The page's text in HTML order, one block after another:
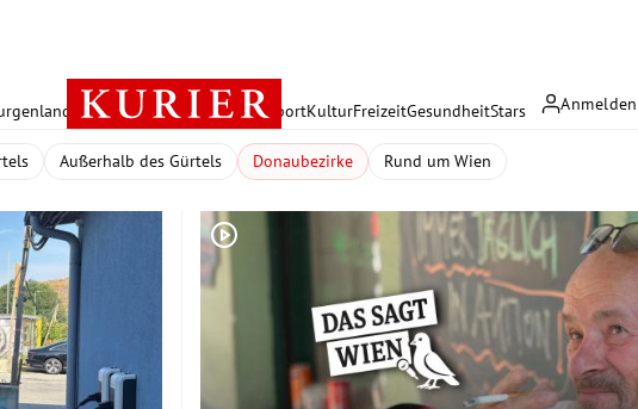
Anmelden
Österreich PolitikWirtschaft SportKulturFreizeitGesundheitStars
Außerhalb des Gürtels Donaubezirke Rund um Wien